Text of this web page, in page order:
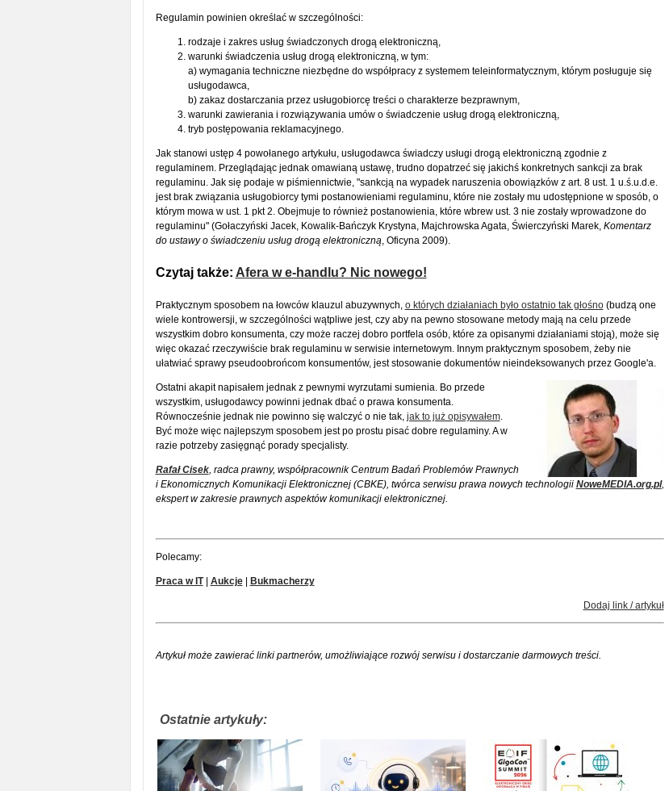
Regulamin powinien określać w szczególności:
rodzaje i zakres usług świadczonych drogą elektroniczną,
warunki świadczenia usług drogą elektroniczną, w tym:
a) wymagania techniczne niezbędne do współpracy z systemem teleinformatycznym, którym posługuje się
usługodawca,
b) zakaz dostarczania przez usługobiorcę treści o charakterze bezprawnym,
warunki zawierania i rozwiązywania umów o świadczenie usług drogą elektroniczną,
tryb postępowania reklamacyjnego.
Jak stanowi ustęp 4 powołanego artykułu, usługodawca świadczy usługi drogą elektroniczną zgodnie z
regulaminem. Przeglądając jednak omawianą ustawę, trudno dopatrzeć się jakichś konkretnych sankcji za brak
regulaminu. Jak się podaje w piśmiennictwie, "sankcją na wypadek naruszenia obowiązków z art. 8 ust. 1 u.ś.u.d.e.
jest brak związania usługobiorcy tymi postanowieniami regulaminu, które nie zostały mu udostępnione w sposób, o
którym mowa w ust. 1 pkt 2. Obejmuje to również postanowienia, które wbrew ust. 3 nie zostały wprowadzone do
regulaminu" (Gołaczyński Jacek, Kowalik-Bańczyk Krystyna, Majchrowska Agata, Świerczyński Marek, Komentarz
do ustawy o świadczeniu usług drogą elektroniczną, Oficyna 2009).
Czytaj także: Afera w e-handlu? Nic nowego!
Praktycznym sposobem na łowców klauzul abuzywnych, o których działaniach było ostatnio tak głośno(budzą one
wiele kontrowersji, w szczególności wątpliwe jest, czy aby na pewno stosowane metody mają na celu przede
wszystkim dobro konsumenta, czy może raczej dobro portfela osób, które za opisanymi działaniami stoją), może się
więc okazać rzeczywiście brak regulaminu w serwisie internetowym. Innym praktycznym sposobem, żeby nie
ułatwiać sprawy pseudoobrońcom konsumentów, jest stosowanie dokumentów nieindeksowanych przez Google'a.
Ostatni akapit napisałem jednak z pewnymi wyrzutami sumienia. Bo przede
wszystkim, usługodawcy powinni jednak dbać o prawa konsumenta.
Równocześnie jednak nie powinno się walczyć o nie tak, jak to już opisywałem.
Być może więc najlepszym sposobem jest po prostu pisać dobre regulaminy. A w
razie potrzeby zasięgnąć porady specjalisty.
Rafał Cisek, radca prawny, współpracownik Centrum Badań Problemów Prawnych
i Ekonomicznych Komunikacji Elektronicznej (CBKE), twórca serwisu prawa nowych technologii NoweMEDIA.org.pl,
ekspert w zakresie prawnych aspektów komunikacji elektronicznej.
Polecamy:
Praca w IT| Aukcje| Bukmacherzy
Dodaj link / artykuł
Artykuł może zawierać linki partnerów, umożliwiające rozwój serwisu i dostarczanie darmowych treści.
Ostatnie artykuły: